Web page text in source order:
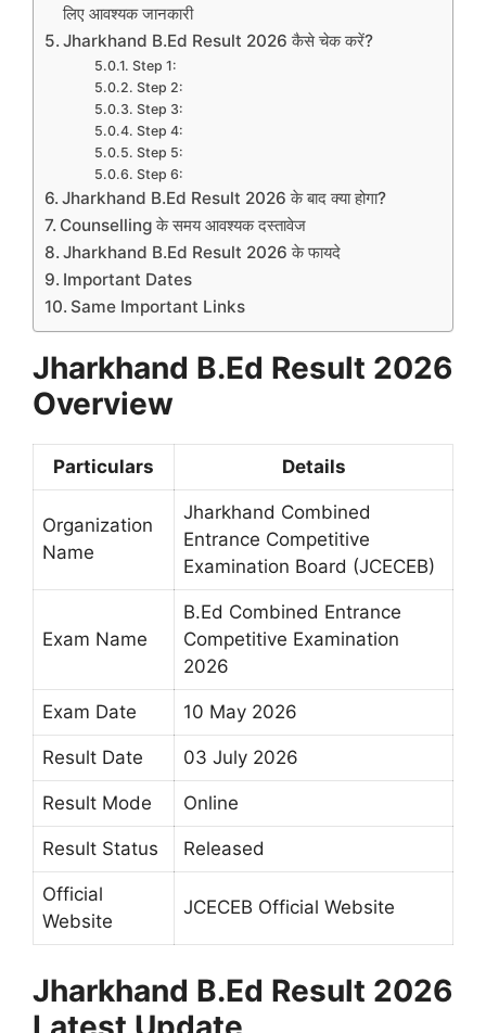
लिए आवश्यक जानकारी
Jharkhand B.Ed Result 2026 कैसे चेक करें?
Step 1:
Step 2:
Step 3:
Step 4:
Step 5:
Step 6:
Jharkhand B.Ed Result 2026 के बाद क्या होगा?
Counselling के समय आवश्यक दस्तावेज
Jharkhand B.Ed Result 2026 के फायदे
Important Dates
Same Important Links
Jharkhand B.Ed Result 2026
Overview
Particulars Details
Organization
Name
Jharkhand Combined
Entrance Competitive
Examination Board (JCECEB)
Exam Name
B.Ed Combined Entrance
Competitive Examination
2026
Exam Date 10 May 2026
Result Date 03 July 2026
Result Mode Online
Result Status Released
Official
Website
JCECEB Official Website
Jharkhand B.Ed Result 2026